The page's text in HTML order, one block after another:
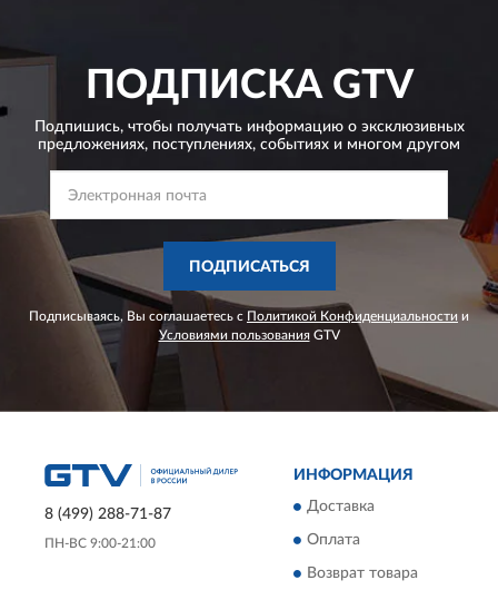
ПОДПИСКАGTV
Подпишись, чтобы получать информацию о эксклюзивных
предложениях, поступлениях, событиях и многом другом
ПОДПИСАТЬСЯ
Подписываясь, Вы соглашаетесь с Политикой Конфиденциальности и
Условиями пользованияGTV
8 (499) 288-71-87
ПН-ВС 9:00-21:00
ИНФОРМАЦИЯ
Доставка
Оплата
Возврат товара